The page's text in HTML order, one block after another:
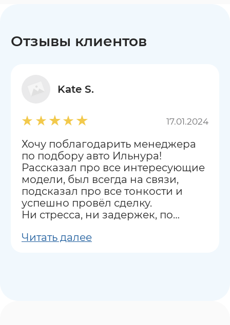
Отзывы клиентов
Kate S.
17.01.2024
Хочу поблагодарить менеджера
по подбору авто Ильнура!
Рассказал про все интересующие
модели, был всегда на связи,
подсказал про все тонкости и
успешно провёл сделку.
Ни стресса, ни задержек, по
аналогичными компаниями.
Читать далее